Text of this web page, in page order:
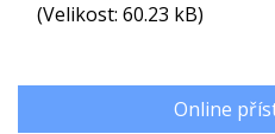
(Velikost: 60.23 kB)
Online